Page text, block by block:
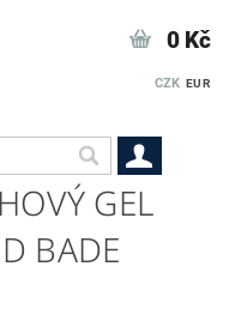
CZK EUR
0 Kč
GEL
BADE